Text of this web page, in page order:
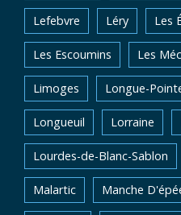
Lefebvre Léry Les
Les Escoumins Les
Limoges Longue-
Longueuil Lorraine
Lourdes-de-Blanc-Sablon
Malartic Manche